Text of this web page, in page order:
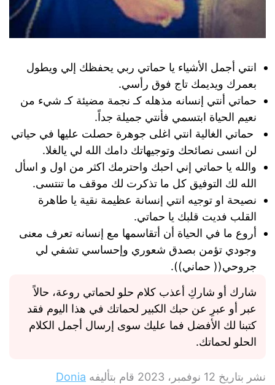
انتي أجمل الأشياء يا حماتي ربي يحفظك إلي ويطول
بعمرك ويديمك تاج فوق رأسي.
حماتي أنتي إنسانه مذهله كـ نجمة مضيئة كـ شيء من
نعيم الحياة ابتسمي فأنتي جميلة جداً.
حماتي الغالية انتي اغلى جوهرة حصلت عليها في حياتي
لن انسى نصائحك وتوجيهاتك دامك الله لي يالغلا.
والله يا حماتي إني احبك واحترمك اكثر من اول و اسأل
الله لك التوفيق كل ما تذكرت لك موقف ما تنتسى.
نصيحة او توجيه انتي إنسانة عظيمة نقية يا طاهرة
القلب فديت قلبك يا حماتي.
أروع ما في الحياة أن أتقاسمها مع إنسانه تعرف معنى
وجودي تؤمن بصدق شعوري وإحساسي تشفي لي
جروحي(( حماني)).
شارك أو شاركِ أعذب كلام حلو لحماتي روعة، حالاً
عبر أو عبرِ عن حبك الكبير لحماتك في هذا اليوم فقد
كتبنا لك الأفضل فما عليك سوى إرسال أجمل الكلام
الحلو لحماتك.
نشر بتاريخ 12 نوفمبر، 2023 قام بتأليفه Donia